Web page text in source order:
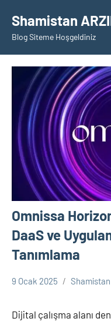
geçShamistan
Blog Siteme Hoşgeldiniz
Omnissa
DaaS ve
Tanımlama
9 Ocak 2025
Dijital çalışma alanı